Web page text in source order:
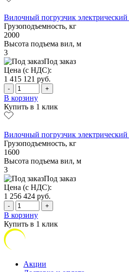
Вилочный погрузчик
Грузоподъемность, кг
2000
Высота подъема вил, м
3
Под заказ
Цена (с НДС):
1 415 121 руб.
- +
В корзину
Купить в 1 клик
Вилочный погрузчик
Грузоподъемность, кг
1600
Высота подъема вил, м
3
Под заказ
Цена (с НДС):
1 256 424 руб.
- +
В корзину
Купить в 1 клик
Акции